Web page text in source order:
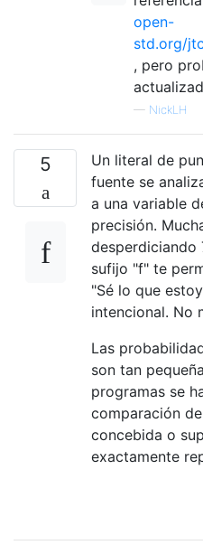
open-
std.org/
, pero
— NickLH
5
Un literal de
fuente se
a una variable
precisión.
desperdiciando
sufijo "f" te
"Sé lo que
intencional. No
Las
son tan
programas se
comparación
concebida o
exactamente